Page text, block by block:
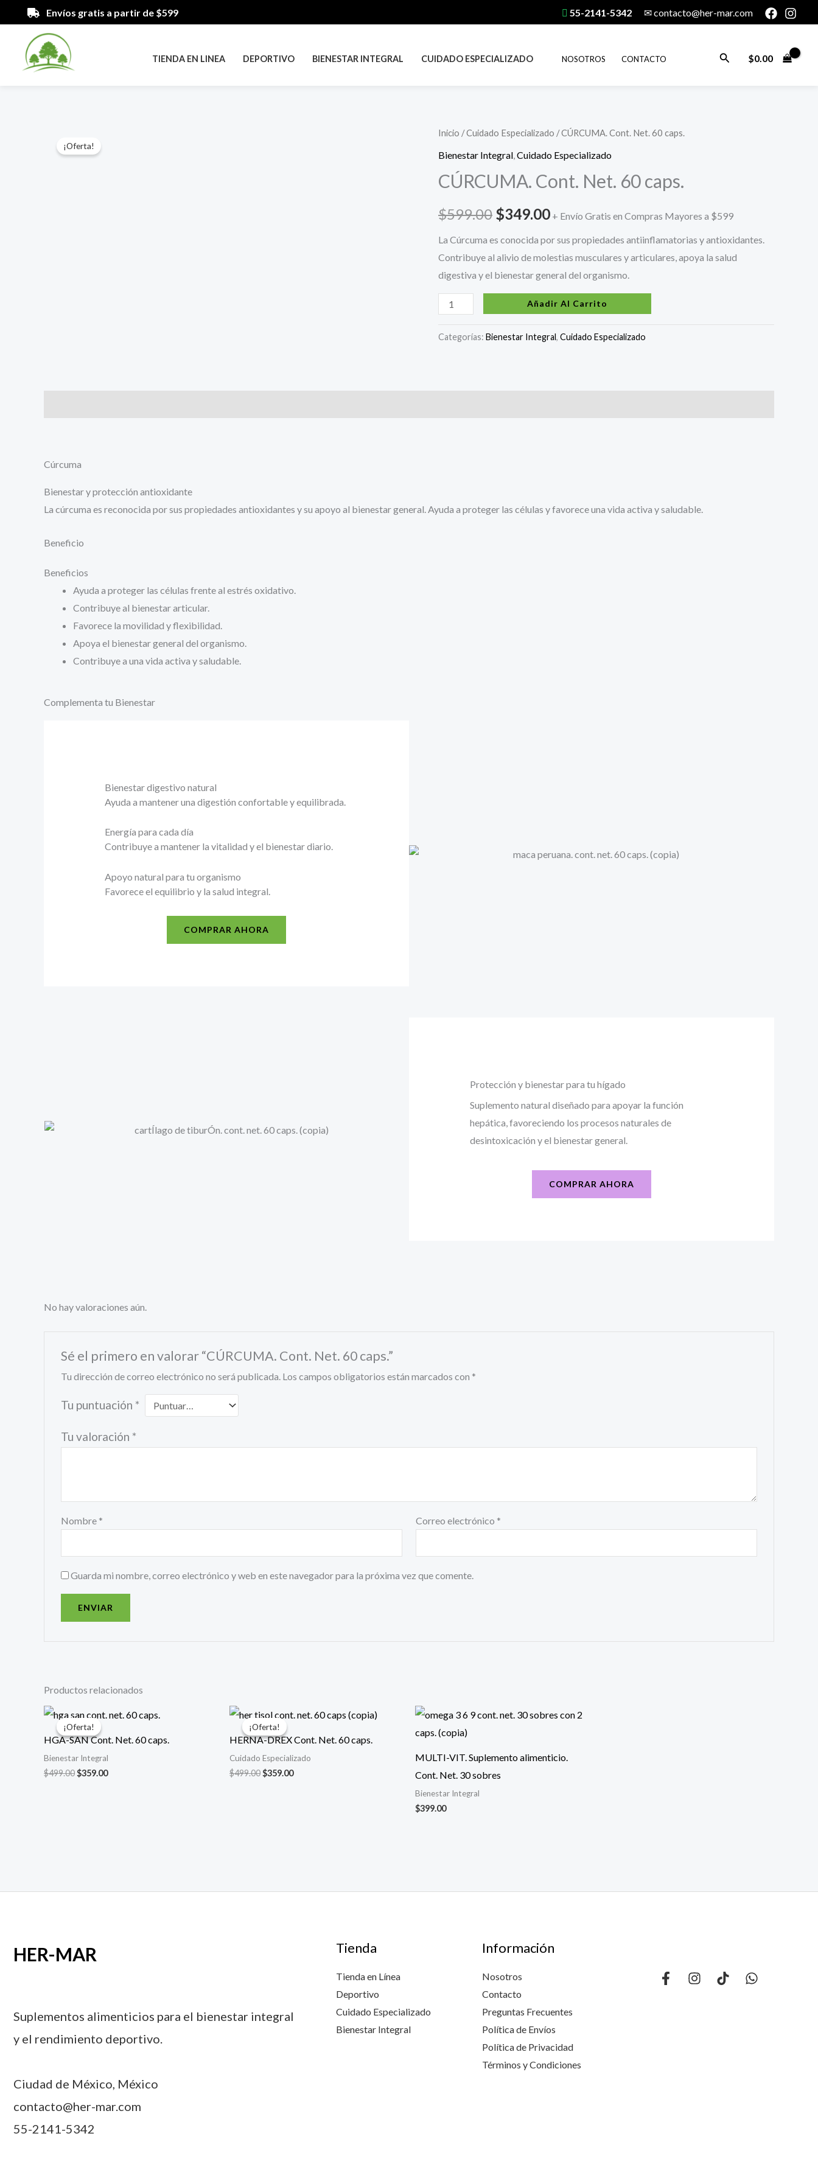
al
contenido
Envíos gratis a partir de $599 55-2141-5342 ✉ contacto@her-mar.com
TIENDA EN LINEA DEPORTIVO BIENESTAR INTEGRAL CUIDADO ESPECIALIZADO NOSOTROS CONTACTO Buscar
$0.00
¡Oferta!
Inicio /Cuidado Especializado / CÚRCUMA. Cont. Net. 60 caps.
Bienestar Integral Cuidado Especializado
CÚRCUMA. Cont. Net. 60 caps.
$599.00
El
precio
original
era:
$599.00.
$349.00
El
precio
actual
es:
$349.00.
+ Envío Gratis en Compras Mayores a $599
La Cúrcuma es conocida por sus propiedades antiinflamatorias y antioxidantes.
Contribuye al alivio de molestias musculares y articulares, apoya la salud
digestiva y el bienestar general del organismo.
CÚRCUMA.
Cont.
60
cantidad
Añadir Al Carrito
Categorías: Bienestar Integral, Cuidado Especializado
Cúrcuma
Bienestar y protección antioxidante
La cúrcuma es reconocida por sus propiedades antioxidantes y su apoyo al bienestar general. Ayuda a proteger las células y favorece una vida activa y saludable.
Beneficio
Beneficios
Ayuda a proteger las células frente al estrés oxidativo.
Contribuye al bienestar articular.
Favorece la movilidad y flexibilidad.
Apoya el bienestar general del organismo.
Contribuye a una vida activa y saludable.
Complementa tu Bienestar
Bienestar digestivo natural
Ayuda a mantener una digestión confortable y equilibrada.
Energía para cada día
Contribuye a mantener la vitalidad y el bienestar diario.
Apoyo natural para tu organismo
Favorece el equilibrio y la salud integral.
COMPRAR AHORA
Protección y bienestar para tu hígado
Suplemento natural diseñado para apoyar la función
hepática, favoreciendo los procesos naturales de
desintoxicación y el bienestar general.
COMPRAR AHORA
No hay valoraciones aún.
Sé el primero en valorar “CÚRCUMA. Cont. Net. 60 caps.”
Tu dirección de correo electrónico no será publicada. Los campos obligatorios están marcados con *
Tu puntuación *
Tu valoración *
Nombre * Correo electrónico *
Guarda mi nombre, correo electrónico y web en este navegador para la próxima vez que comente.
Productos relacionados
¡Oferta!
¡Oferta!
HGA-SAN Cont. Net. 60 caps.
Bienestar Integral
$499.00
precio
original
era:
$499.00.
$359.00
precio
es:
$359.00.
¡Oferta!
¡Oferta!
HERNA-DREX Cont. Net. 60 caps.
Cuidado Especializado
$499.00
precio
original
era:
$499.00.
$359.00
precio
es:
$359.00.
MULTI-VIT. Suplemento alimenticio.
Cont. Net. 30 sobres
Bienestar Integral
$399.00
HER-MAR
Suplementos alimenticios para el bienestar integral
y el rendimiento deportivo.
Ciudad de México, México
contacto@her-mar.com
55-2141-5342
Tienda
Tienda en Línea
Deportivo
Cuidado Especializado
Bienestar Integral
Información
Nosotros
Contacto
Preguntas Frecuentes
Política de Envíos
Política de Privacidad
Términos y Condiciones